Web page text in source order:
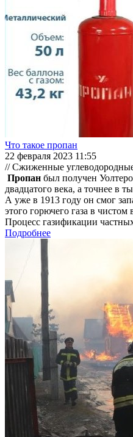
Что такое пропан
22 февраля 2023 11:55
// Сжиженные
Пропан был получен
двадцатого века, а точнее в
А уже в 1913 году он смог
этого горючего газа в чистом
Процесс газификации
Подробнее